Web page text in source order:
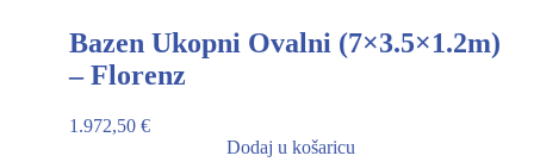
Bazen Ukopni Ovalni (7×3.5×1.2m)
– Florenz
1.972,50 €
Dodaj u košaricu